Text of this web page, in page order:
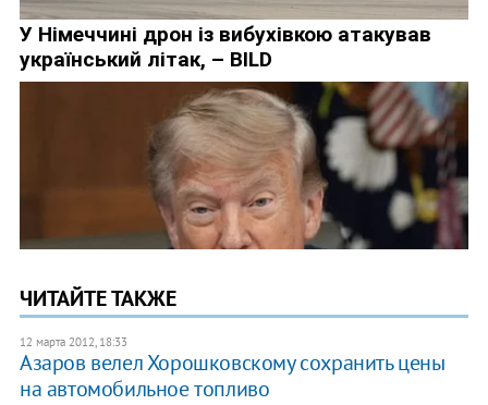
ЧИТАЙТЕ ТАКЖЕ
12 марта 2012, 18:33
Азаров велел Хорошковскому сохранить цены
на автомобильное топливо